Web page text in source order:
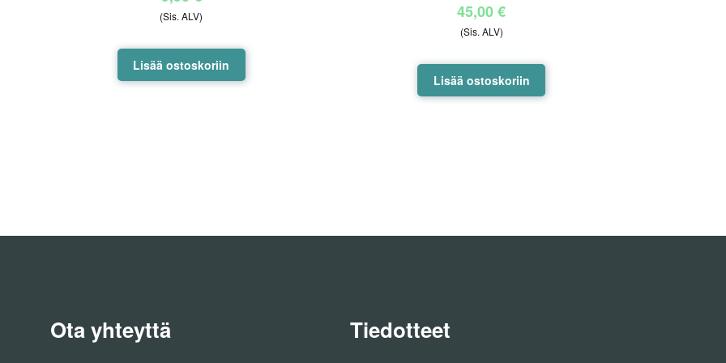
(Sis. ALV)
Lisää ostoskoriin
45,00€
(Sis. ALV)
Lisää ostoskoriin
Ota yhteyttä Tiedotteet